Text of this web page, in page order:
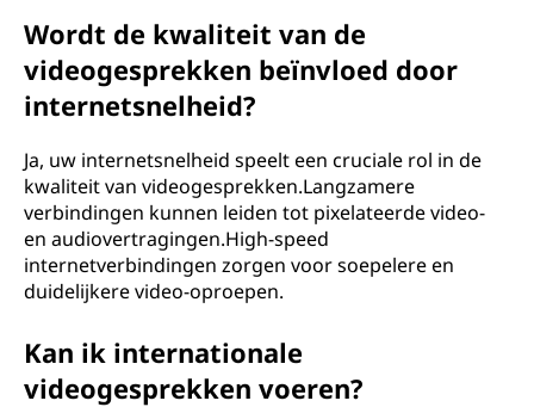
Wordt de kwaliteit van de
videogesprekken beïnvloed door
internetsnelheid?
Ja, uw internetsnelheid speelt een cruciale rol in de
kwaliteit van videogesprekken.Langzamere
verbindingen kunnen leiden tot pixelateerde video-
en audiovertragingen.High-speed
internetverbindingen zorgen voor soepelere en
duidelijkere video-oproepen.
Kan ik internationale
videogesprekken voeren?